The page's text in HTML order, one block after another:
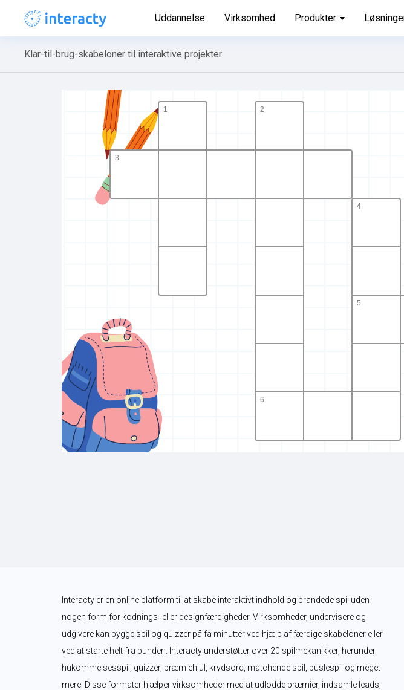
Uddannelse Virksomhed Produkter
Klar-til-brug-skabeloner til interaktive projekter
Interacty er en online platform til at skabe interaktivt indhold og brandede spil uden
nogen form for kodnings- eller designfærdigheder. Virksomheder, undervisere og
udgivere kan bygge spil og quizzer på få minutter ved hjælp af færdige skabeloner eller
ved at starte helt fra bunden. Interacty understøtter over 20 spilmekanikker, herunder
hukommelsesspil, quizzer, præmiehjul, krydsord, matchende spil, puslespil og meget
mere. Disse formater hjælper virksomheder med at udlodde præmier, indsamle leads,